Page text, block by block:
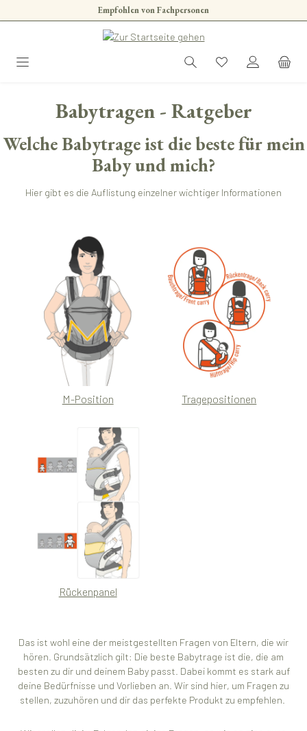
Zum Hauptinhalt springenEmpfohlen von Fachpersonen
Babytragen - Ratgeber
Welche Babytrage ist die beste für mein
Baby und mich?
Hier gibt es die Auflistung einzelner wichtiger Informationen
M-Position Tragepositionen
Rückenpanel
Das ist wohl eine der meistgestellten Fragen von Eltern, die wir
hören. Grundsätzlich gilt: Die beste Babytrage ist die, die am
besten zu dir und deinem Baby passt. Dabei kommt es stark auf
deine Bedürfnisse und Vorlieben an. Wir sind hier, um Fragen zu
stellen, zuzuhören und dir das perfekte Produkt zu empfehlen.